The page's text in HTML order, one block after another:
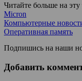
Читайте больше на эту
Micron
Компьютерные
Оперативная память
Подпишись на наши
Добавить